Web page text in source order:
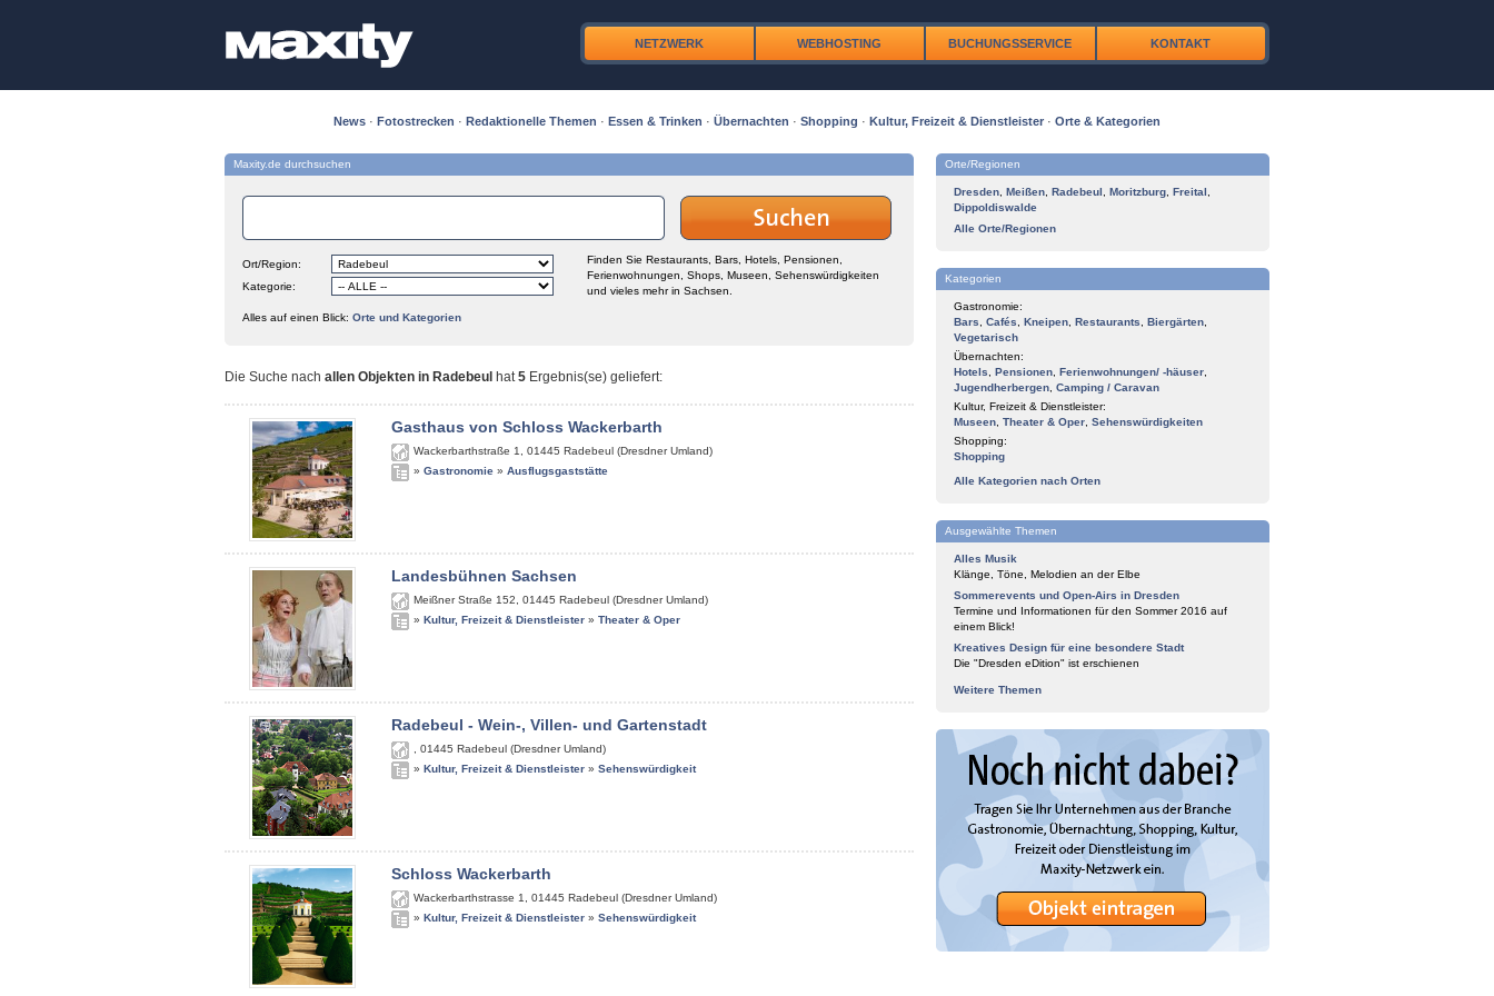
NETZWERK WEBHOSTING BUCHUNGSSERVICE KONTAKT
News · Fotostrecken · Redaktionelle Themen · Essen & Trinken · Übernachten · Shopping · Kultur, Freizeit & Dienstleister · Orte & Kategorien
Maxity.de durchsuchen
Ort/Region:
Kategorie:
Finden Sie Restaurants, Bars, Hotels, Pensionen,
Ferienwohnungen, Shops, Museen, Sehenswürdigkeiten
und vieles mehr in Sachsen.
Alles auf einen Blick: Orte und Kategorien
Die Suche nach allen Objekten in Radebeul hat5 Ergebnis(se) geliefert:
Gasthaus von Schloss Wackerbarth
Wackerbarthstraße 1 01445 Radebeul (Dresdner Umland)
» Gastronomie » Ausflugsgaststätte
Landesbühnen Sachsen
Meißner Straße 152 01445 Radebeul (Dresdner Umland)
» Kultur, Freizeit & Dienstleister » Theater & Oper
Radebeul - Wein-, Villen- und Gartenstadt
01445 Radebeul (Dresdner Umland)
» Kultur, Freizeit & Dienstleister » Sehenswürdigkeit
Schloss Wackerbarth
Wackerbarthstrasse 1 01445 Radebeul (Dresdner Umland)
» Kultur, Freizeit & Dienstleister » Sehenswürdigkeit
Orte/Regionen
Dresden Meißen Radebeul Moritzburg Freital
Dippoldiswalde
Alle Orte/Regionen
Kategorien
Gastronomie:
Bars
Cafés Kneipen Restaurants Biergärten
Vegetarisch
Übernachten:
Hotels
Pensionen Ferienwohnungen/ -häuser
Jugendherbergen Camping / Caravan
Kultur, Freizeit & Dienstleister:
Museen Theater & Oper Sehenswürdigkeiten
Shopping:
Shopping
Alle Kategorien nach Orten
Ausgewählte Themen
Alles Musik
Klänge, Töne, Melodien an der Elbe
Sommerevents und Open-Airs in Dresden
Termine und Informationen für den Sommer 2016 auf
einem Blick!
Kreatives Design für eine besondere Stadt
Die "Dresden eDition" ist erschienen
Weitere Themen